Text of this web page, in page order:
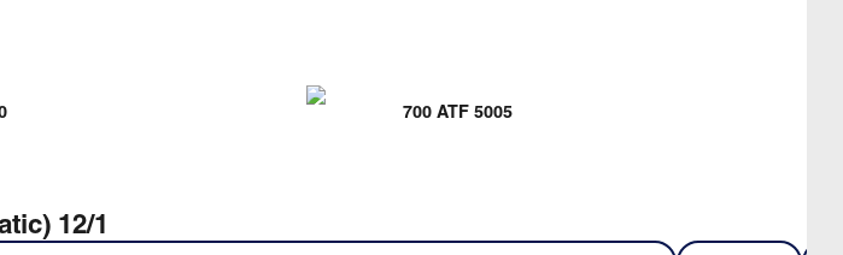
700 ATF 5005
12/1